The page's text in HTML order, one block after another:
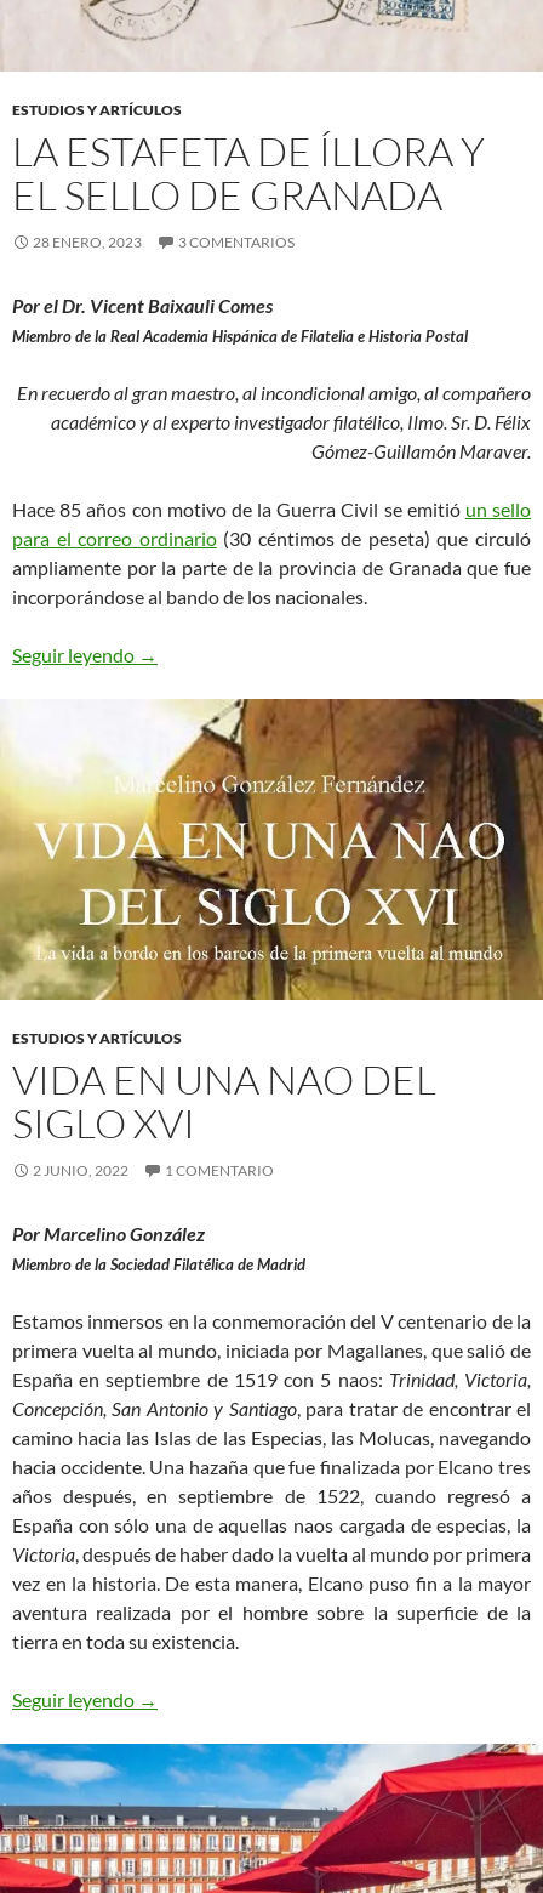
ESTUDIOS Y ARTÍCULOS
LA ESTAFETA DE ÍLLORA Y
EL SELLO DE GRANADA
28 ENERO, 2023 3 COMENTARIOS
Por el Dr. Vicent Baixauli Comes
Miembro de la Real Academia Hispánica de Filatelia e Historia Postal
En recuerdo al gran maestro, al incondicional amigo, al compañero
académico y al experto investigador filatélico, Ilmo. Sr. D. Félix
Gómez-Guillamón Maraver.
Hace 85 años con motivo de la Guerra Civil se emitió un sello
para el correo ordinario(30 céntimos de peseta) que circuló
ampliamente por la parte de la provincia de Granada que fue
incorporándose al bando de los nacionales.
Seguir leyendo La estafeta de Íllora y el sello de Granada
→
ESTUDIOS Y ARTÍCULOS
VIDA EN UNA NAO DEL
SIGLO XVI
2 JUNIO, 2022 1 COMENTARIO
Por Marcelino González
Miembro de la Sociedad Filatélica de Madrid
Estamos inmersos en la conmemoración del V centenario de la
primera vuelta al mundo, iniciada por Magallanes, que salió de
España en septiembre de 1519 con 5 naos: Trinidad, Victoria,
Concepción, San Antonio y Santiago, para tratar de encontrar el
camino hacia las Islas de las Especias, las Molucas, navegando
hacia occidente. Una hazaña que fue finalizada por Elcano tres
años después, en septiembre de 1522, cuando regresó a
España con sólo una de aquellas naos cargada de especias, la
Victoria, después de haber dado la vuelta al mundo por primera
vez en la historia. De esta manera, Elcano puso fin a la mayor
aventura realizada por el hombre sobre la superficie de la
tierra en toda su existencia.
Seguir leyendo Vida en una nao del siglo XVI
→